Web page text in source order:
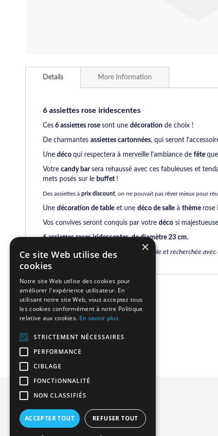
to
gallery
Details
6 assiettes rose iridescentes
Ces 6 assiettes rose sont une décoration de choix !
De charmantes assiettes cartonnées, qui seront
Une déco qui respectera à merveille l'ambiance de fête
Votre candy barsera rehaussé avec ces fabuleuses et
mets posés sur le buffet !
Des assiettes à prix discount, on ne pouvait pas rêver mieux pour
Une décoration de table et une déco de salle à thème rose
Vos convives seront conquis par votre déco si
6 assiettes roses iridescentes, de diamètre 23 cm.
Pour une décoration de table incomparable et recherchée
More Information
Related Products
Privacy and Cookie Policy
Orders and Returns
×
Ce site Web utilise des
cookies
Notre site Web utilise des cookies pour
améliorer l'expérience utilisateur. En
utilisant notre site Web, vous acceptez tous
les cookies conformément à notre Politique
relative aux cookies. En savoir plus
STRICTEMENT NÉCESSAIRES
PERFORMANCE
CIBLAGE
FONCTIONNALITÉ
NON CLASSIFIÉS
ACCEPTER TOUT REFUSER TOUT